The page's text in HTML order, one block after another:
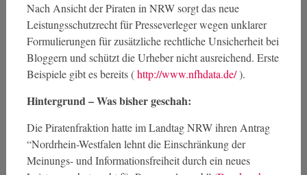
Nach Ansicht der Piraten in NRW sorgt das neue
Leistungsschutzrecht für Presseverleger wegen unklarer
Formulierungen für zusätzliche rechtliche Unsicherheit bei
Bloggern und schützt die Urheber nicht ausreichend. Erste
Beispiele gibt es bereits (http://www.nfhdata.de/).
Hintergrund – Was bisher geschah:
Die Piratenfraktion hatte im Landtag NRW ihren Antrag
“Nordrhein-Westfalen lehnt die Einschränkung der
Meinungs- und Informationsfreiheit durch ein neues